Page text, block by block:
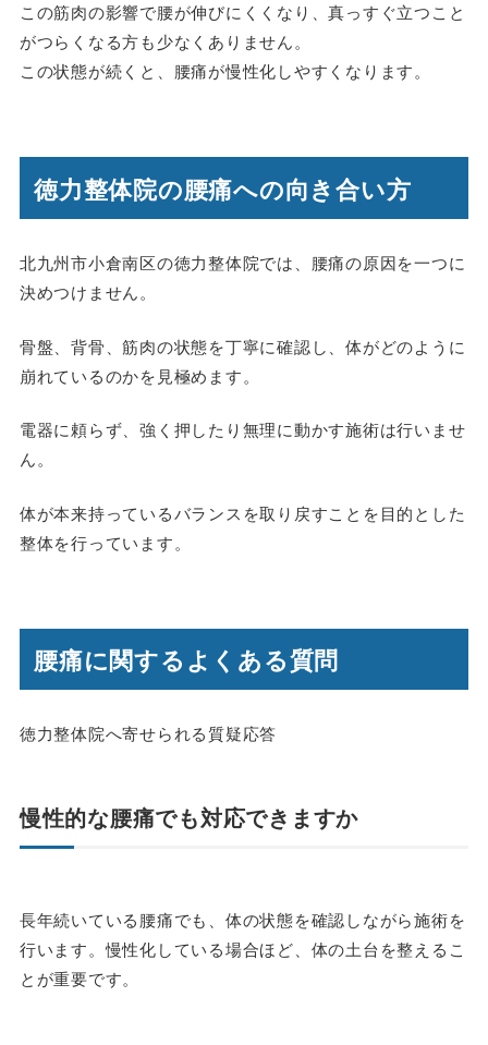
この筋肉の影響で腰が伸びにくくなり、真っすぐ立つこと
がつらくなる方も少なくありません。
この状態が続くと、腰痛が慢性化しやすくなります。
徳力整体院の腰痛への向き合い方
北九州市小倉南区の徳力整体院では、腰痛の原因を一つに
決めつけません。
骨盤、背骨、筋肉の状態を丁寧に確認し、体がどのように
崩れているのかを見極めます。
電器に頼らず、強く押したり無理に動かす施術は行いませ
ん。
体が本来持っているバランスを取り戻すことを目的とした
整体を行っています。
腰痛に関するよくある質問
徳力整体院へ寄せられる質疑応答
慢性的な腰痛でも対応できますか
長年続いている腰痛でも、体の状態を確認しながら施術を
行います。慢性化している場合ほど、体の土台を整えるこ
とが重要です。